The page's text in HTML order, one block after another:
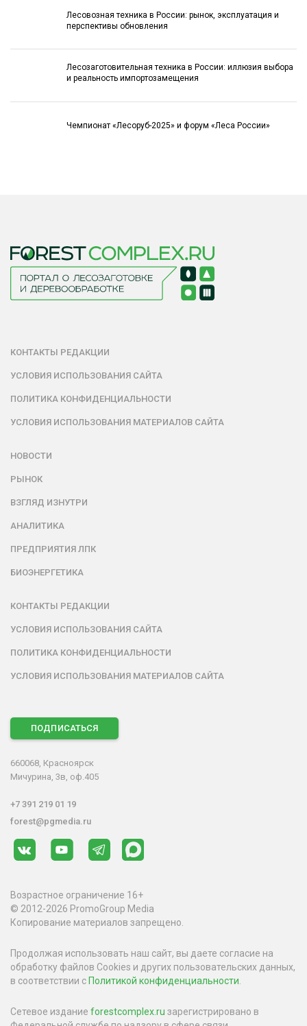
Лесовозная техника в России: рынок, эксплуатация и
перспективы обновления
Лесозаготовительная техника в России: иллюзия выбора
и реальность импортозамещения
Чемпионат «Лесоруб-2025» и форум «Леса России»
КОНТАКТЫ РЕДАКЦИИ
УСЛОВИЯ ИСПОЛЬЗОВАНИЯ САЙТА
ПОЛИТИКА КОНФИДЕНЦИАЛЬНОСТИ
УСЛОВИЯ ИСПОЛЬЗОВАНИЯ МАТЕРИАЛОВ САЙТА
НОВОСТИ
РЫНОК
ВЗГЛЯД ИЗНУТРИ
АНАЛИТИКА
ПРЕДПРИЯТИЯ ЛПК
БИОЭНЕРГЕТИКА
КОНТАКТЫ РЕДАКЦИИ
УСЛОВИЯ ИСПОЛЬЗОВАНИЯ САЙТА
ПОЛИТИКА КОНФИДЕНЦИАЛЬНОСТИ
УСЛОВИЯ ИСПОЛЬЗОВАНИЯ МАТЕРИАЛОВ САЙТА
ПОДПИСАТЬСЯ
660068, Красноярск
Мичурина, 3в, оф.405
+7 391 219 01 19
forest@pgmedia.ru
Возрастное ограничение 16+
© 2012-2026 PromoGroup Media
Копирование материалов запрещено.
Продолжая использовать наш сайт, вы даете согласие на
обработку файлов Cookies и других пользовательских данных,
в соответствии с Политикой конфиденциальности.
Сетевое издание forestcomplex.ru зарегистрировано в